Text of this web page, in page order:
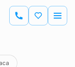
Цена по запросу